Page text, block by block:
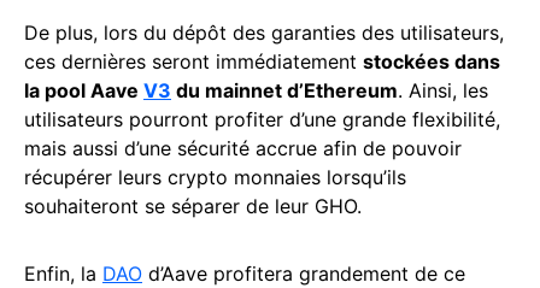
De plus, lors du dépôt des garanties des utilisateurs,
ces dernières seront immédiatement stockées dans
la pool Aave V3 du mainnet d’Ethereum. Ainsi, les
utilisateurs pourront profiter d’une grande flexibilité,
mais aussi d’une sécurité accrue afin de pouvoir
récupérer leurs crypto monnaies lorsqu’ils
souhaiteront se séparer de leur GHO.
Enfin, la DAO d’Aave profitera grandement de ce